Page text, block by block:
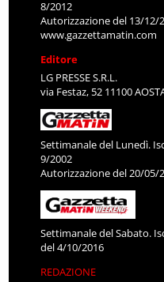
8/2012
Autorizzazione del 13/12/
www.gazzettamatin.com
Editore
LG PRESSE S.R.L.
via Festaz, 52 11100
Settimanale del Lunedì.
9/2002
Autorizzazione del 20/05/
Settimanale del Sabato.
del 4/10/2016
REDAZIONE